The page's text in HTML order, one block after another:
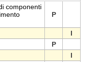
componenti
P
I
P
I